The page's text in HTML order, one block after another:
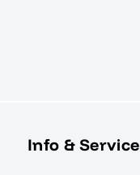
Info & Service